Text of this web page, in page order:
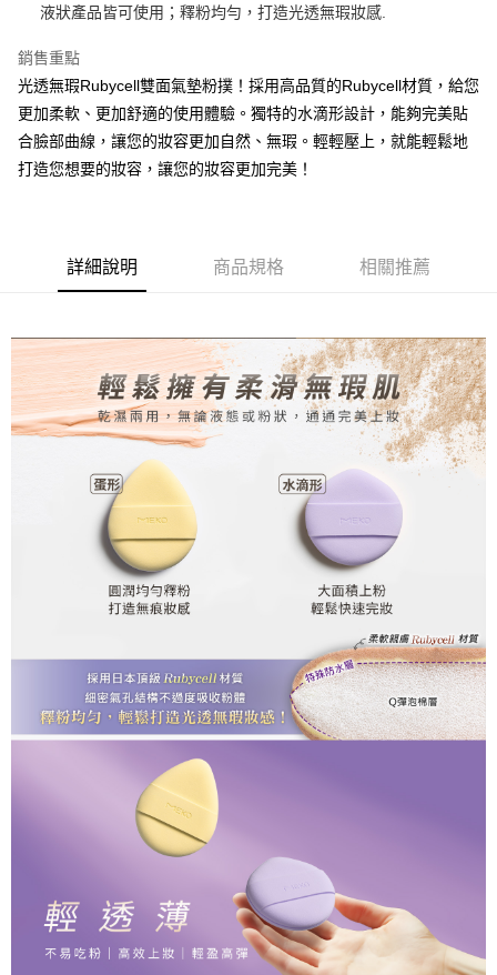
上海商業儲蓄銀行
台北富邦商業銀行
臺灣中小企業銀行
匯豐（台灣）商業銀行
華泰商業銀行
聯邦商業銀行
遠東國際商業銀行
元大商業銀行
永豐商業銀行
台新國際商業銀行
中國信託商業銀行
LINE Pay
Apple Pay
街口支付
悠遊付
AFTEE先享後付
便利好安心！
１．簡單：不需註冊會員、不需綁卡、不需儲值。
【「AFTEE先享後付」結帳流程】
１．於結帳方式選擇「AFTEE先享後付」後，將跳轉至「AFTEE先享後付」
結帳頁面，進行簡訊認證並確認金額後，即可完成結帳。
２．訂單成立數日內，您將收到繳費通知簡訊。
３．收到繳費通知簡訊後14天內，點擊此簡訊中的連結，可透過四大超商／
ATM／網路銀行／等多元方式進行付款，方視為交易完成。
※ 請注意：結帳手續完成當下不需立刻繳費，但若您需要取消訂單，請聯絡
購買商品的店家。未經商家同意取消之訂單仍視為有效，需透過AFTEE先享
後付繳納相關費用。
※ 交易是否成功請以「AFTEE先享後付 」之結帳頁面顯示為準，若有關於
是否繳費成功／繳費後需取消欲退款等相關疑問，請聯繫「AFTEE先享後付
客戶支援中心」https://netprotections.freshdesk.com/support/home
１．透過由恩沛科技股份有限公司提供之「AFTEE先享後付」服務完成之交
易，需依本服務之必要範圍內提供個人資料，並將交易相關給付款項請求債
權轉讓予恩沛科技股份有限公司。
２．關於個人資料處理事宜，請瀏覽以下網址：
https://aftee.tw/terms/#terms3
「AFTEE先享後付」，若未經同意申辦者引起之損失，本公司不負相關責
４．使用「AFTEE先享後付」時，將依據個別帳號之用戶狀況，依本公司即
時審查核予不同之上限額度；若仍有額度不足之情形，本公司將視審查結果
請求用戶進行身份認證。
５．嚴禁一人註冊多個帳號或使用他人資訊註冊。若發現惡意使用之情形，
恩沛科技股份有限公司將有權停止該用戶之使用額度並採取法律行動。
全家取貨付款
每筆NT$65，滿NT$499(含以上)免運費
付款後全家取貨
每筆NT$65，滿NT$499(含以上)免運費
7-11取貨付款
每筆NT$65，滿NT$499(含以上)免運費
付款後7-11取貨
每筆NT$65，滿NT$499(含以上)免運費
離島-宅配
每筆NT$120，滿NT$499(含以上)免運費
液狀產品皆可使用；釋粉均勻，打造光透無瑕妝感.
銷售重點
光透無瑕Rubycell雙面氣墊粉撲！採用高品質的Rubycell材質，給您
更加柔軟、更加舒適的使用體驗。獨特的水滴形設計，能夠完美貼
合臉部曲線，讓您的妝容更加自然、無瑕。輕輕壓上，就能輕鬆地
打造您想要的妝容，讓您的妝容更加完美！
詳細說明 商品規格 相關推薦